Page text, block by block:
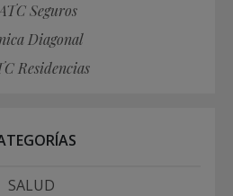
Seguros
Diagonal
Residencias
SALUD